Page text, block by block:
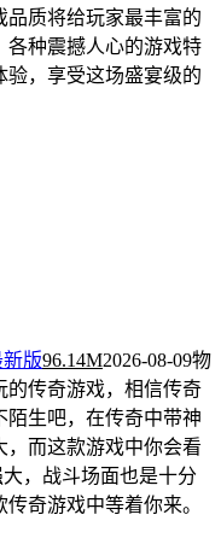
品质将给玩家最丰富的
各种震撼人心的游戏特
验，享受这场盛宴级的
版96.14M2026-08-09物
的传奇游戏，相信传奇
陌生吧，在传奇中带神
，而这款游戏中你会看
，战斗场面也是十分
奇游戏中等着你来。